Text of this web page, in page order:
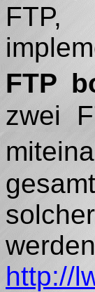
FTP,
FTP
zwei
http://